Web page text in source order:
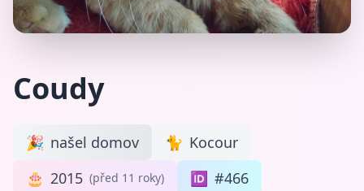
Coudy
🎉 našel domov 🐈 Kocour
🎂 2015 (před 11 roky) 🆔 #466